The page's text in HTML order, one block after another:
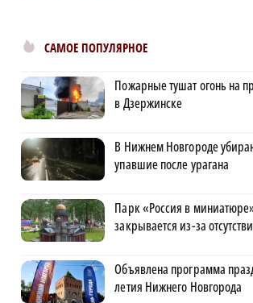
САМОЕ ПОПУЛЯРНОЕ
Пожарные тушат огонь на
в Дзержинске
В Нижнем Новгороде
упавшие после урагана
Парк «Россия в
закрывается из-за
Объявлена программа
летия Нижнего Новгорода